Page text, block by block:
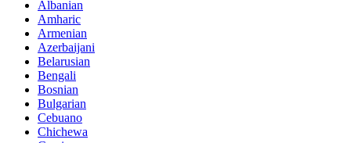
Albanian
Amharic
Armenian
Azerbaijani
Belarusian
Bengali
Bosnian
Bulgarian
Cebuano
Chichewa